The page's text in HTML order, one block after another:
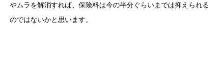
やムラを解消すれば、保険料は今の半分ぐらいまでは抑えられる
のではないかと思います。